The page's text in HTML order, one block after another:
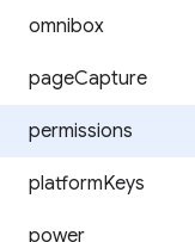
omnibox
pageCapture
permissions
platformKeys
power